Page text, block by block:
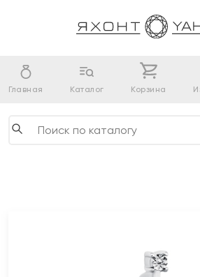
Главная Каталог Корзина